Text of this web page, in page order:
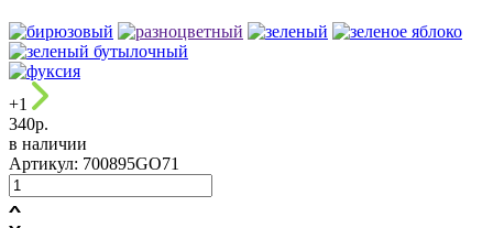
+1
340р.
в наличии
Артикул: 700895GO71